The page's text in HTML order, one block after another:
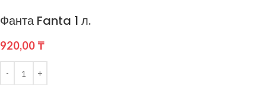
Фанта Fanta 1 л.
920,00 ₸